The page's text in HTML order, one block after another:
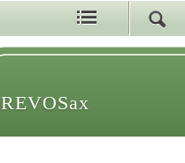
REVOSax